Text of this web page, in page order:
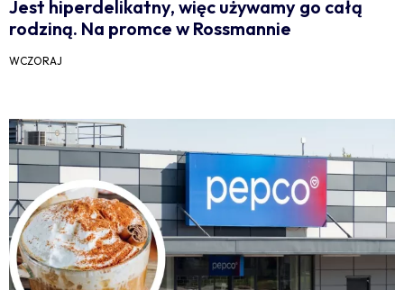
Jest hiperdelikatny, więc używamy go całą
rodziną. Na promce w Rossmannie
WCZORAJ